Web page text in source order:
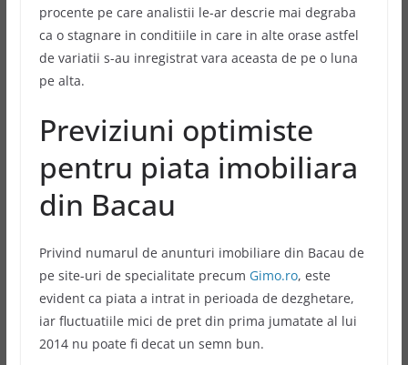
procente pe care analistii le-ar descrie mai degraba
ca o stagnare in conditiile in care in alte orase astfel
de variatii s-au inregistrat vara aceasta de pe o luna
pe alta.
Previziuni optimiste
pentru piata imobiliara
din Bacau
Privind numarul de anunturi imobiliare din Bacau de
pe site-uri de specialitate precum Gimo.ro, este
evident ca piata a intrat in perioada de dezghetare,
iar fluctuatiile mici de pret din prima jumatate al lui
2014 nu poate fi decat un semn bun.